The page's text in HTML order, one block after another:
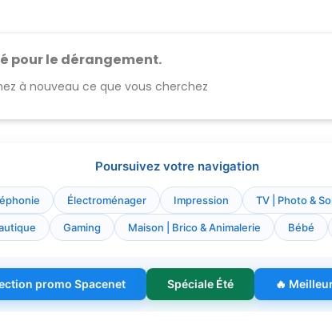
pour le dérangement.
à nouveau ce que vous cherchez
Poursuivez votre navigation
Électroménager Impression TV | Photo &
Gaming Maison | Brico & Animalerie Bébé
promo Spacenet Spéciale Été 🔥